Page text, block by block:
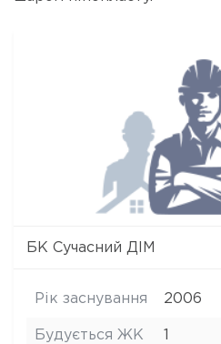
БК Сучасний ДІМ
Рік заснування 2006
Будується ЖК